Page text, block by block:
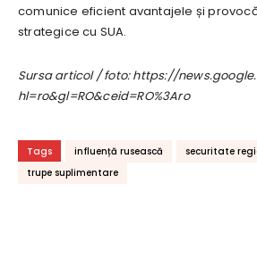
comunice eficient avantajele și
strategice cu SUA.
Sursa articol / foto: https://
hl=ro&gl=RO&ceid=RO%3Aro
Tags influență rusească
securitate
trupe suplimentare